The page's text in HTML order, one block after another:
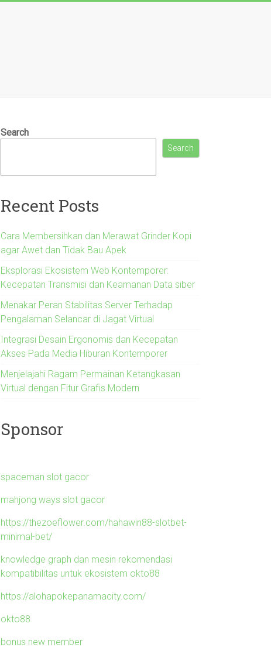
Search
Search
Recent Posts
Cara Membersihkan dan Merawat Grinder Kopi
agar Awet dan Tidak Bau Apek
Eksplorasi Ekosistem Web Kontemporer:
Kecepatan Transmisi dan Keamanan Data siber
Menakar Peran Stabilitas Server Terhadap
Pengalaman Selancar di Jagat Virtual
Integrasi Desain Ergonomis dan Kecepatan
Akses Pada Media Hiburan Kontemporer
Menjelajahi Ragam Permainan Ketangkasan
Virtual dengan Fitur Grafis Modern
Sponsor
spaceman slot gacor
mahjong ways slot gacor
https://thezoeflower.com/hahawin88-slotbet-
minimal-bet/
knowledge graph dan mesin rekomendasi
kompatibilitas untuk ekosistem okto88
https://alohapokepanamacity.com/
okto88
bonus new member